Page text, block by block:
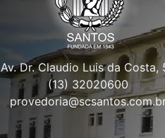
Av. Dr. Claudio Luis da Costa,
(13) 32020600